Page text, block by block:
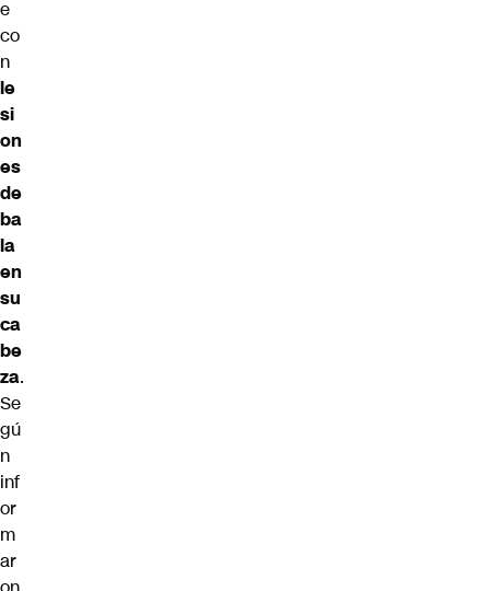
e
co
n
le
si
on
es
de
ba
la
en
su
ca
be
za.
Se
gú
n
inf
or
m
ar